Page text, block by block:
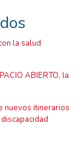
la salud
ABIERTO, la
nuevos itinerarios